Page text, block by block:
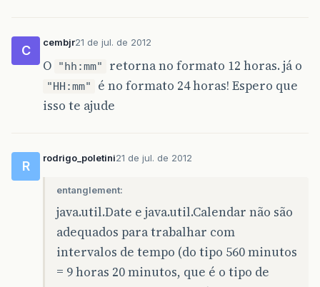
C
cembjr21 de jul. de 2012
O "hh:mm" retorna no formato 12 horas. já o
"HH:mm"
é no formato 24 horas! Espero que
isso te ajude
R
rodrigo_poletini21 de jul. de 2012
entanglement:
java.util.Date e java.util.Calendar não são
adequados para trabalhar com
intervalos de tempo (do tipo 560 minutos
= 9 horas 20 minutos, que é o tipo de